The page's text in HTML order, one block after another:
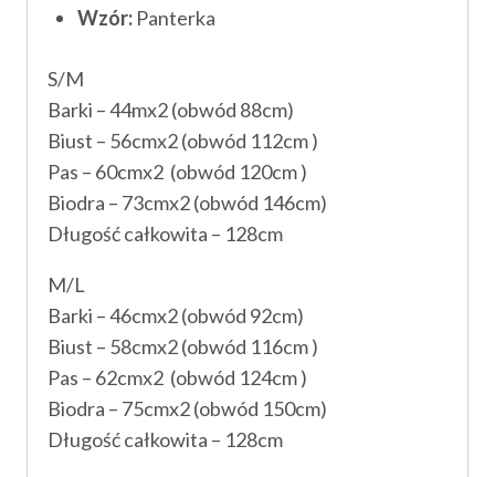
Wzór: Panterka
S/M
Barki – 44mx2 (obwód 88cm)
Biust – 56cmx2 (obwód 112cm )
Pas – 60cmx2 (obwód 120cm )
Biodra – 73cmx2 (obwód 146cm)
Długość całkowita – 128cm
M/L
Barki – 46cmx2 (obwód 92cm)
Biust – 58cmx2 (obwód 116cm )
Pas – 62cmx2 (obwód 124cm )
Biodra – 75cmx2 (obwód 150cm)
Długość całkowita – 128cm